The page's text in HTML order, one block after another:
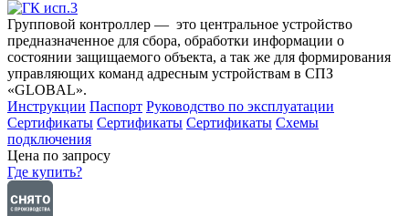
Групповой контроллер — это центральное устройство
предназначенное для сбора, обработки информации о
состоянии защищаемого объекта, а так же для формирования
управляющих команд адресным устройствам в СПЗ
«GLOBAL».
Инструкции Паспорт Руководство по эксплуатации
Сертификаты Сертификаты Сертификаты Схемы
подключения
Цена по запросу
Где купить?